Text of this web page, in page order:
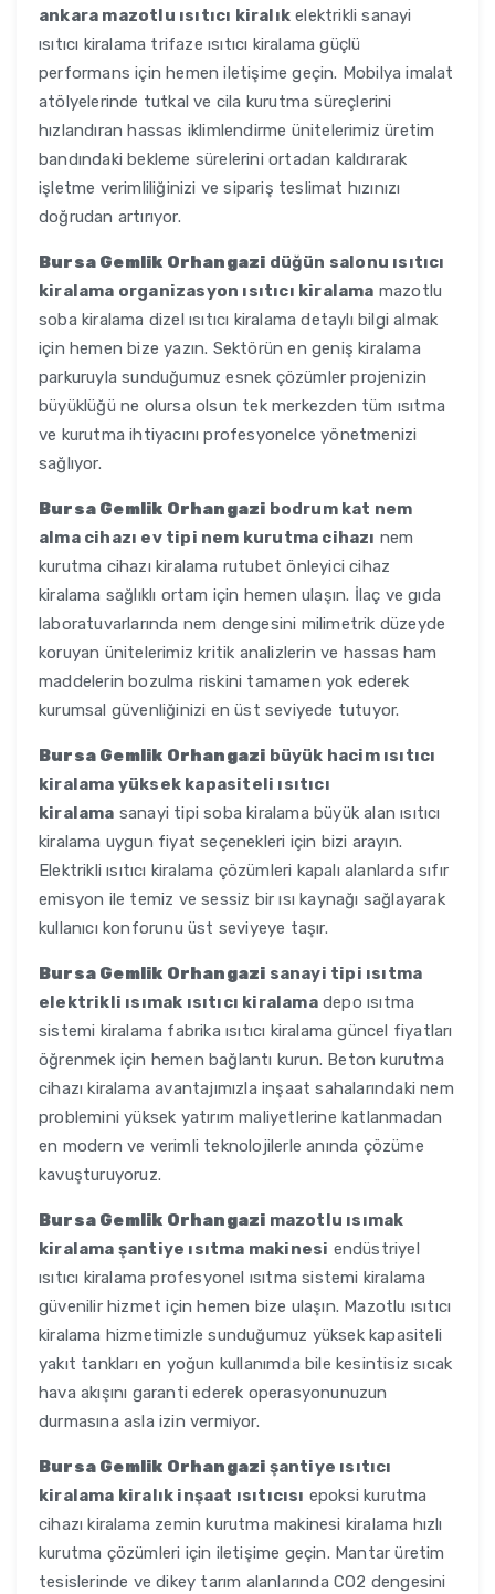
ankara mazotlu ısıtıcı kiralık elektrikli sanayi
ısıtıcı kiralama trifaze ısıtıcı kiralama güçlü
performans için hemen iletişime geçin. Mobilya imalat
atölyelerinde tutkal ve cila kurutma süreçlerini
hızlandıran hassas iklimlendirme ünitelerimiz üretim
bandındaki bekleme sürelerini ortadan kaldırarak
işletme verimliliğinizi ve sipariş teslimat hızınızı
doğrudan artırıyor.
Bursa Gemlik Orhangazi düğün salonu ısıtıcı
kiralama organizasyon ısıtıcı kiralama mazotlu
soba kiralama dizel ısıtıcı kiralama detaylı bilgi almak
için hemen bize yazın. Sektörün en geniş kiralama
parkuruyla sunduğumuz esnek çözümler projenizin
büyüklüğü ne olursa olsun tek merkezden tüm ısıtma
ve kurutma ihtiyacını profesyonelce yönetmenizi
sağlıyor.
Bursa Gemlik Orhangazi bodrum kat nem
alma cihazı ev tipi nem kurutma cihazı nem
kurutma cihazı kiralama rutubet önleyici cihaz
kiralama sağlıklı ortam için hemen ulaşın. İlaç ve gıda
laboratuvarlarında nem dengesini milimetrik düzeyde
koruyan ünitelerimiz kritik analizlerin ve hassas ham
maddelerin bozulma riskini tamamen yok ederek
kurumsal güvenliğinizi en üst seviyede tutuyor.
Bursa Gemlik Orhangazi büyük hacim ısıtıcı
kiralama yüksek kapasiteli ısıtıcı
kiralama sanayi tipi soba kiralama büyük alan ısıtıcı
kiralama uygun fiyat seçenekleri için bizi arayın.
Elektrikli ısıtıcı kiralama çözümleri kapalı alanlarda sıfır
emisyon ile temiz ve sessiz bir ısı kaynağı sağlayarak
kullanıcı konforunu üst seviyeye taşır.
Bursa Gemlik Orhangazi sanayi tipi ısıtma
elektrikli ısımak ısıtıcı kiralamadepo ısıtma
sistemi kiralama fabrika ısıtıcı kiralama güncel fiyatları
öğrenmek için hemen bağlantı kurun. Beton kurutma
cihazı kiralama avantajımızla inşaat sahalarındaki nem
problemini yüksek yatırım maliyetlerine katlanmadan
en modern ve verimli teknolojilerle anında çözüme
kavuşturuyoruz.
Bursa Gemlik Orhangazi mazotlu ısımak
kiralama şantiye ısıtma makinesi endüstriyel
ısıtıcı kiralama profesyonel ısıtma sistemi kiralama
güvenilir hizmet için hemen bize ulaşın. Mazotlu ısıtıcı
kiralama hizmetimizle sunduğumuz yüksek kapasiteli
yakıt tankları en yoğun kullanımda bile kesintisiz sıcak
hava akışını garanti ederek operasyonunuzun
durmasına asla izin vermiyor.
Bursa Gemlik Orhangazi şantiye ısıtıcı
kiralama kiralık inşaat ısıtıcısı epoksi kurutma
cihazı kiralama zemin kurutma makinesi kiralama hızlı
kurutma çözümleri için iletişime geçin. Mantar üretim
tesislerinde ve dikey tarım alanlarında CO2 dengesini